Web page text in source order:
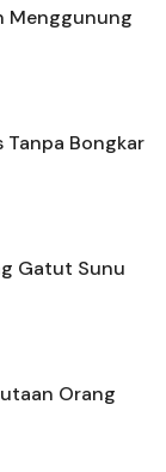
Menggunung
Tanpa Bongkar
Gatut Sunu
Orang